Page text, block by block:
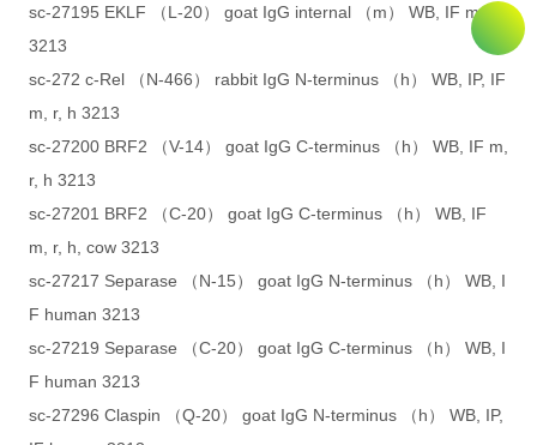
sc-27195 EKLF （L-20） goat IgG internal （m） WB, IF m, r
3213
sc-272 c-Rel （N-466） rabbit IgG N-terminus （h） WB, IP, IF
m, r, h 3213
sc-27200 BRF2 （V-14） goat IgG C-terminus （h） WB, IF m,
r, h 3213
sc-27201 BRF2 （C-20） goat IgG C-terminus （h） WB, IF
m, r, h, cow 3213
sc-27217 Separase （N-15） goat IgG N-terminus （h） WB, I
F human 3213
sc-27219 Separase （C-20） goat IgG C-terminus （h） WB, I
F human 3213
sc-27296 Claspin （Q-20） goat IgG N-terminus （h） WB, IP,